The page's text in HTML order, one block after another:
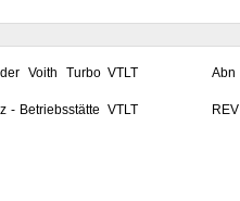
Voith Turbo VTLT Abn
- Betriebsstätte VTLT REV